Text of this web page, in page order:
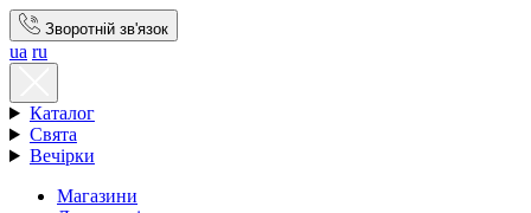
Зворотній зв'язок
ua ru
Каталог
Свята
Вечірки
Магазини